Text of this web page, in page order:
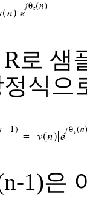
로 샘
식으
1)은